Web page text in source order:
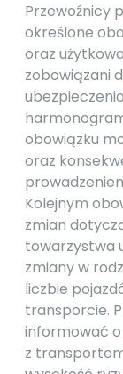
Przewoźnicy
określone
oraz
zobowiązani
obowiązku
oraz
Kolejnym
zmian
towarzystwa
zmiany w
liczbie
transporcie.
informować
z